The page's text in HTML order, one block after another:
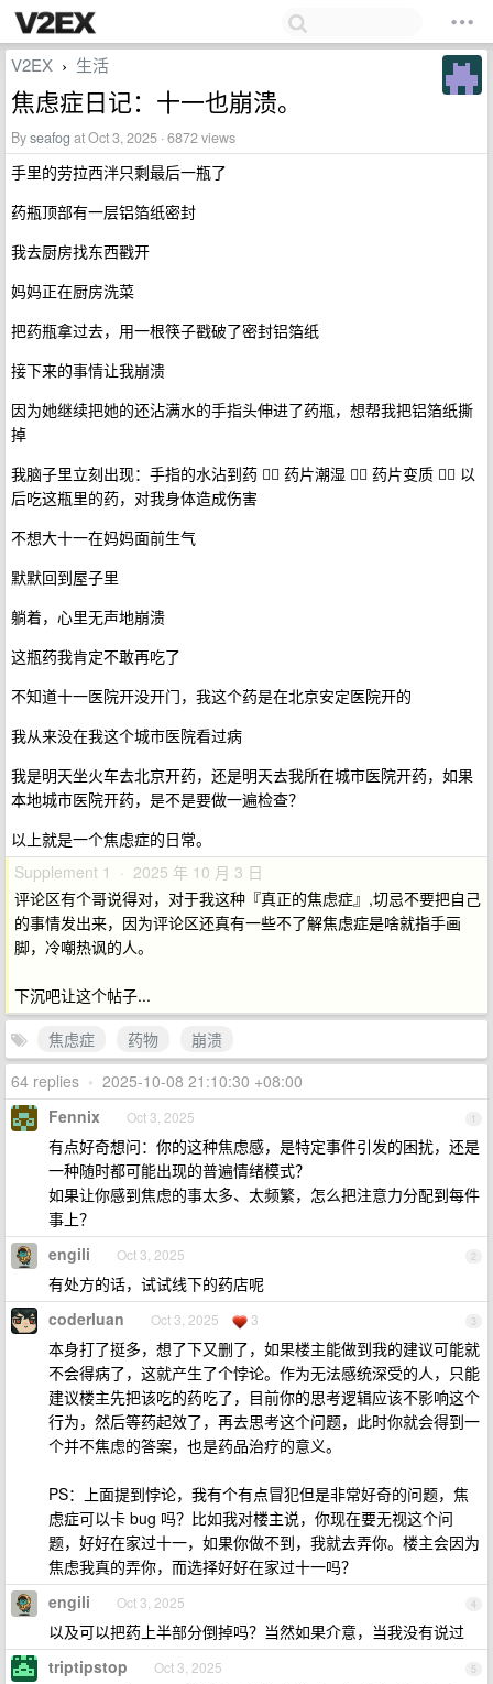
V2EX › 生活
焦虑症日记：十一也崩溃。
Byseafog at Oct 3, 2025 · 6872 views
手里的劳拉西泮只剩最后一瓶了
药瓶顶部有一层铝箔纸密封
我去厨房找东西戳开
妈妈正在厨房洗菜
把药瓶拿过去，用一根筷子戳破了密封铝箔纸
接下来的事情让我崩溃
因为她继续把她的还沾满水的手指头伸进了药瓶，想帮我把铝箔纸撕
掉
我脑子里立刻出现：手指的水沾到药 👉🏻 药片潮湿 👉🏻 药片变质 👉🏻 以
后吃这瓶里的药，对我身体造成伤害
不想大十一在妈妈面前生气
默默回到屋子里
躺着，心里无声地崩溃
这瓶药我肯定不敢再吃了
不知道十一医院开没开门，我这个药是在北京安定医院开的
我从来没在我这个城市医院看过病
我是明天坐火车去北京开药，还是明天去我所在城市医院开药，如果
本地城市医院开药，是不是要做一遍检查？
以上就是一个焦虑症的日常。
Supplement 1 · 2025 年 10 月 3 日
评论区有个哥说得对，对于我这种『真正的焦虑症』,切忌不要把自己
的事情发出来，因为评论区还真有一些不了解焦虑症是啥就指手画
脚，冷嘲热讽的人。
下沉吧让这个帖子...
焦虑症
药物
崩溃
64 replies • 2025-10-08 21:10:30 +08:00
1
Fennix Oct 3, 2025
有点好奇想问：你的这种焦虑感，是特定事件引发的困扰，还是
一种随时都可能出现的普遍情绪模式？
如果让你感到焦虑的事太多、太频繁，怎么把注意力分配到每件
事上？
2
engili Oct 3, 2025
有处方的话，试试线下的药店呢
3
coderluan Oct 3, 2025 3
本身打了挺多，想了下又删了，如果楼主能做到我的建议可能就
不会得病了，这就产生了个悖论。作为无法感统深受的人，只能
建议楼主先把该吃的药吃了，目前你的思考逻辑应该不影响这个
行为，然后等药起效了，再去思考这个问题，此时你就会得到一
个并不焦虑的答案，也是药品治疗的意义。
PS：上面提到悖论，我有个有点冒犯但是非常好奇的问题，焦
虑症可以卡 bug 吗？比如我对楼主说，你现在要无视这个问
题，好好在家过十一，如果你做不到，我就去弄你。楼主会因为
焦虑我真的弄你，而选择好好在家过十一吗？
4
engili Oct 3, 2025
以及可以把药上半部分倒掉吗？当然如果介意，当我没有说过
5
triptipstop Oct 3, 2025